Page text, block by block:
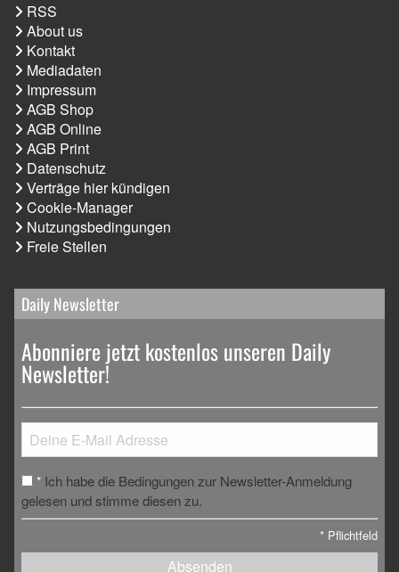
RSS
About us
Kontakt
Mediadaten
Impressum
AGB Shop
AGB Online
AGB Print
Datenschutz
Verträge hier kündigen
Cookie-Manager
Nutzungsbedingungen
Freie Stellen
Daily Newsletter
Abonniere jetzt kostenlos unseren Daily
Newsletter!
* Ich habe die Bedingungen zur Newsletter-Anmeldung
gelesen und stimme diesen zu.
* Pflichtfeld
Absenden